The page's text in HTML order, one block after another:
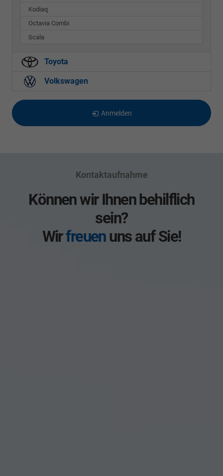
Kodiaq
Octavia Combi
Scala
Toyota
Volkswagen
Anmelden
Kontaktaufnahme
Können wir Ihnen behilflich
sein?
Wirfreuenuns auf Sie!